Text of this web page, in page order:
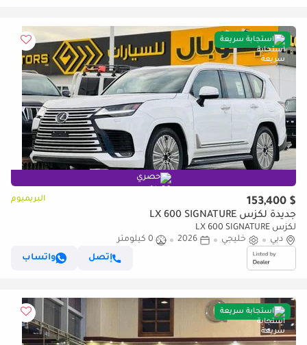
استجابة سريعة
حصري
$ 153,400 البريميوم
جديدة لكزس LX 600 SIGNATURE
لكزس LX 600 SIGNATURE
دبي
خليجي 2026
0 كيلومتر
إتصل
واتساب
استجابة سريعة